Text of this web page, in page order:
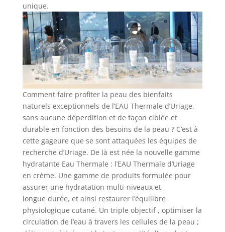
unique.
Comment faire profiter la peau des bienfaits
naturels exceptionnels de l’EAU Thermale d’Uriage,
sans aucune déperdition et de façon ciblée et
durable en fonction des besoins de la peau ? C’est à
cette gageure que se sont attaquées les équipes de
recherche d’Uriage. De là est née la nouvelle gamme
hydratante Eau Thermale : l’EAU Thermale d’Uriage
en crème. Une gamme de produits formulée pour
assurer une hydratation multi-niveaux et
longue durée, et ainsi restaurer l’équilibre
physiologique cutané. Un triple objectif , optimiser la
circulation de l’eau à travers les cellules de la peau ;